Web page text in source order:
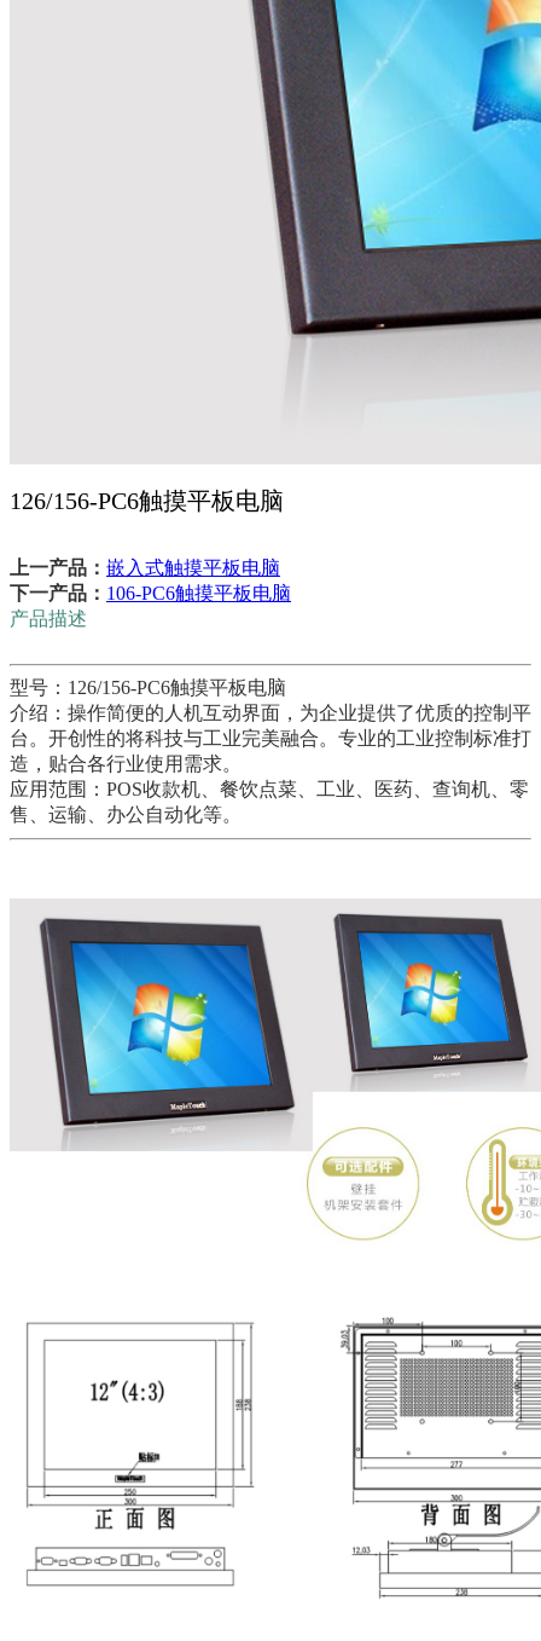
126/156-PC6触摸平板电脑
上一产品： 嵌入式触摸平板电脑
下一产品： 106-PC6触摸平板电脑
产品描述
型号：126/156-PC6触摸平板电脑
介绍：操作简便的人机互动界面，为企业提供了优质的控制平
台。开创性的将科技与工业完美融合。专业的工业控制标准打
造，贴合各行业使用需求。
应用范围：POS收款机、餐饮点菜、工业、医药、查询机、零
售、运输、办公自动化等。